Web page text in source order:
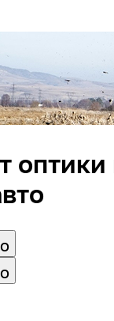
оптики